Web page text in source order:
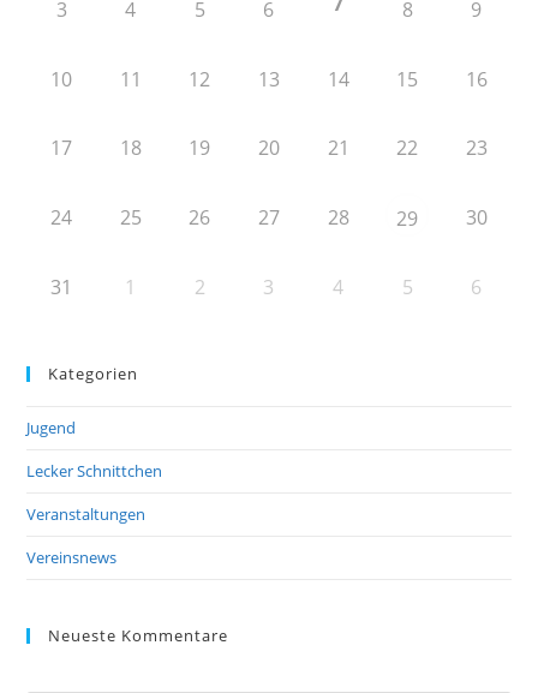
3 4 5 6 8 9
10 11 12 13 14 15 16
17 18 19 20 21 22 23
24 25 26 27 28 29 30
31 1 2 3 4 5 6
Kategorien
Jugend
Lecker Schnittchen
Veranstaltungen
Vereinsnews
Neueste Kommentare